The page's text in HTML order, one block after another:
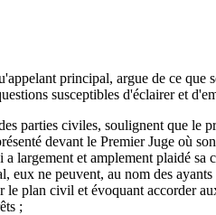
principal, argue de ce que
susceptibles d'éclairer et
civiles, soulignent que le
devant le Premier Juge où
et amplement plaidé
ne peuvent, au nom des
plan civil et évoquant accorder
;